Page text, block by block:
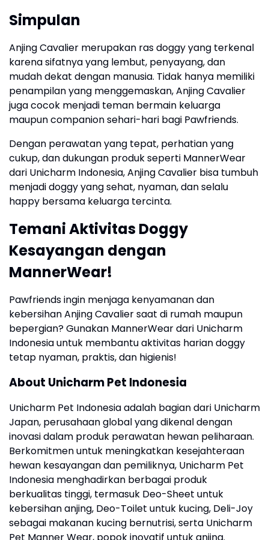
Simpulan
Anjing Cavalier merupakan ras doggy yang terkenal
karena sifatnya yang lembut, penyayang, dan
mudah dekat dengan manusia. Tidak hanya memiliki
penampilan yang menggemaskan, Anjing Cavalier
juga cocok menjadi teman bermain keluarga
maupun companion sehari-hari bagi Pawfriends.
Dengan perawatan yang tepat, perhatian yang
cukup, dan dukungan produk seperti MannerWear
dari Unicharm Indonesia, Anjing Cavalier bisa tumbuh
menjadi doggy yang sehat, nyaman, dan selalu
happy bersama keluarga tercinta.
Temani Aktivitas Doggy
Kesayangan dengan
MannerWear!
Pawfriends ingin menjaga kenyamanan dan
kebersihan Anjing Cavalier saat di rumah maupun
bepergian? Gunakan MannerWear dari Unicharm
Indonesia untuk membantu aktivitas harian doggy
tetap nyaman, praktis, dan higienis!
About Unicharm Pet Indonesia
Unicharm Pet Indonesia adalah bagian dari Unicharm
Japan, perusahaan global yang dikenal dengan
inovasi dalam produk perawatan hewan peliharaan.
Berkomitmen untuk meningkatkan kesejahteraan
hewan kesayangan dan pemiliknya, Unicharm Pet
Indonesia menghadirkan berbagai produk
berkualitas tinggi, termasuk Deo-Sheet untuk
kebersihan anjing, Deo-Toilet untuk kucing, Deli-Joy
sebagai makanan kucing bernutrisi, serta Unicharm
Pet Manner Wear, popok inovatif untuk anjing.